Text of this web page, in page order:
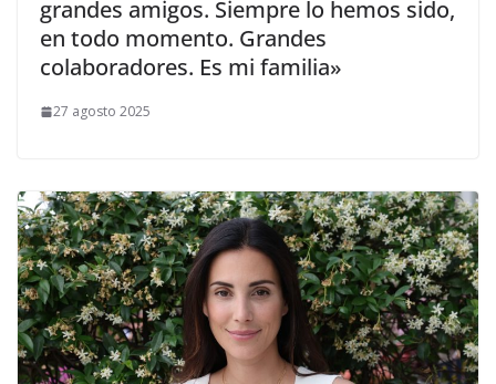
grandes amigos. Siempre lo hemos sido,
en todo momento. Grandes
colaboradores. Es mi familia»
27 agosto 2025